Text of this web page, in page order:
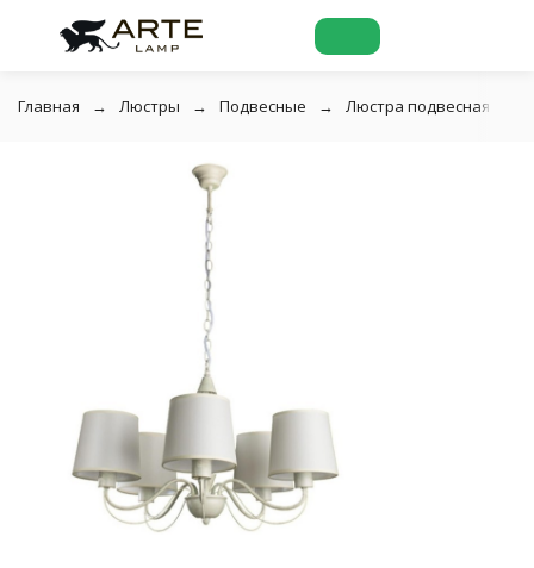
Главная Люстры Подвесные Люстра подвесная Arte